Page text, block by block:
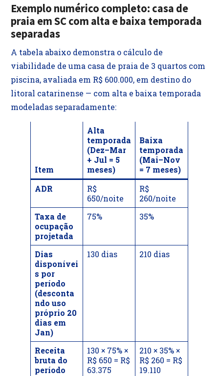
Exemplo numérico completo: casa de
praia em SC com alta e baixa temporada
separadas
A tabela abaixo demonstra o cálculo de
viabilidade de uma casa de praia de 3 quartos com
piscina, avaliada em R$ 600.000, em destino do
litoral catarinense — com alta e baixa temporada
modeladas separadamente:
Item
Alta
temporada
(Dez–Mar
+ Jul = 5
meses)
Baixa
temporada
(Mai–Nov
= 7 meses)
ADR
R$
650/noite
R$
260/noite
Taxa de
ocupação
projetada
75% 35%
Dias
disponívei
s por
período
(desconta
ndo uso
próprio 20
dias em
Jan)
130 dias 210 dias
Receita
bruta do
período
130 × 75% ×
R$ 650 = R$
63.375
210 × 35% ×
R$ 260 = R$
19.110